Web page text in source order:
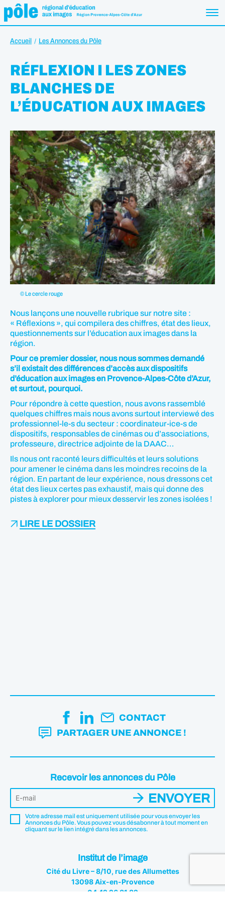
Accueil Les Annonces du Pôle
RÉFLEXION I LES ZONES
BLANCHES DE
L’ÉDUCATION AUX IMAGES
© Le cercle rouge
Nous lançons une nouvelle rubrique sur notre site :
« Réflexions », qui compilera des chiffres, état des lieux,
questionnements sur l’éducation aux images dans la
région.
Pour ce premier dossier, nous nous sommes demandé
s’il existait des différences d’accès aux dispositifs
d’éducation aux images en Provence-Alpes-Côte d’Azur,
et surtout, pourquoi.
Pour répondre à cette question, nous avons rassemblé
quelques chiffres mais nous avons surtout interviewé des
professionnel-le-s du secteur : coordinateur-ice-s de
dispositifs, responsables de cinémas ou d’associations,
professeure, directrice adjointe de la DAAC…
Ils nous ont raconté leurs difficultés et leurs solutions
pour amener le cinéma dans les moindres recoins de la
région. En partant de leur expérience, nous dressons cet
état des lieux certes pas exhaustif, mais qui donne des
pistes à explorer pour mieux desservir les zones isolées !
LIRE LE DOSSIER
CONTACT
PARTAGER UNE ANNONCE !
Recevoir les annonces du Pôle
Votre adresse mail est uniquement utilisée pour vous envoyer les
Annonces du Pôle. Vous pouvez vous désabonner à tout moment en
cliquant sur le lien intégré dans les annonces.
ENVOYER
Institut de l’image
Cité du Livre – 8/10, rue des Allumettes
13098 Aix-en-Provence
04 42 26 81 82